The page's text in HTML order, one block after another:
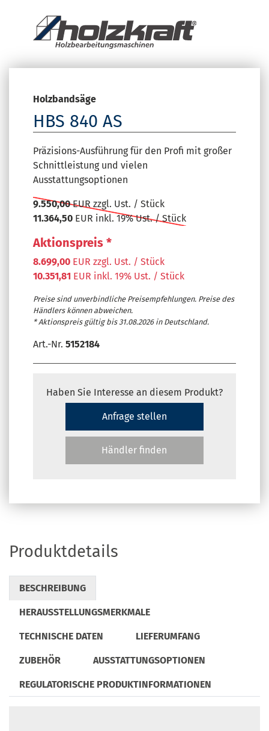
Holzbandsäge
HBS 840 AS
Präzisions-Ausführung für den Profi mit großer
Schnittleistung und vielen
Ausstattungsoptionen
9.550,00EUR zzgl. Ust. / Stück
11.364,50 EUR inkl. 19% Ust. / Stück
Aktionspreis *
8.699,00 EUR zzgl. Ust. / Stück
10.351,81 EUR inkl. 19% Ust. / Stück
Preise sind unverbindliche Preisempfehlungen. Preise des
Händlers können abweichen.
* Aktionspreis gültig bis 31.08.2026 in Deutschland.
Art.-Nr. 5152184
Haben Sie Interesse an diesem Produkt?
Anfrage stellen
Händler finden
Produktdetails
BESCHREIBUNG
HERAUSSTELLUNGSMERKMALE
TECHNISCHE DATEN LIEFERUMFANG
ZUBEHÖR AUSSTATTUNGSOPTIONEN
REGULATORISCHE PRODUKTINFORMATIONEN